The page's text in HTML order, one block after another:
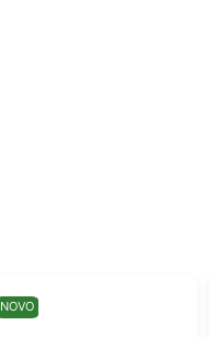
NOVO